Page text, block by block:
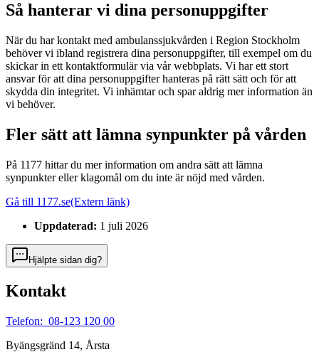
Så hanterar vi dina personuppgifter
När du har kontakt med ambulanssjukvården i Region Stockholm
behöver vi ibland registrera dina personuppgifter, till exempel om du
skickar in ett kontaktformulär via vår webbplats. Vi har ett stort
ansvar för att dina personuppgifter hanteras på rätt sätt och för att
skydda din integritet. Vi inhämtar och spar aldrig mer information än
vi behöver.
Fler sätt att lämna synpunkter på vården
På 1177 hittar du mer information om andra sätt att lämna
synpunkter eller klagomål om du inte är nöjd med vården.
Gå till 1177.se(Extern länk)
Uppdaterad: 1 juli 2026
Hjälpte sidan dig?
Kontakt
Telefon: 08-123 120 00
Byängsgränd 14, Årsta